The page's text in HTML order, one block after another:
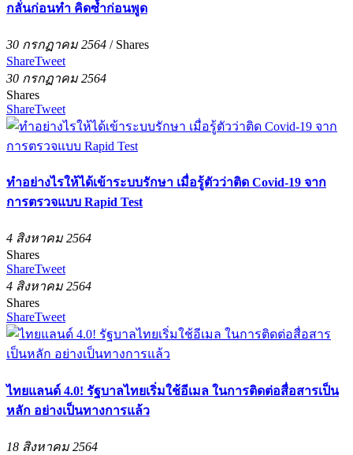
กลั่นก่อนทำ คิดซ้ำก่อนพูด
30 กรกฏาคม 2564 / Shares
ShareTweet
30 กรกฏาคม 2564
Shares
ShareTweet
ทำอย่างไรให้ได้เข้าระบบรักษา เมื่อรู้ตัวว่าติด Covid-19 จาก
การตรวจแบบ Rapid Test
4 สิงหาคม 2564
Shares
ShareTweet
4 สิงหาคม 2564
Shares
ShareTweet
ไทยแลนด์ 4.0! รัฐบาลไทยเริ่มใช้อีเมล ในการติดต่อสื่อสารเป็น
หลัก อย่างเป็นทางการแล้ว
18 สิงหาคม 2564